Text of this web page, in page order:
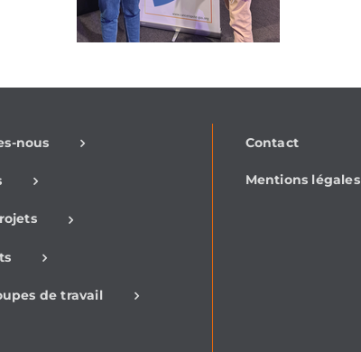
nous
de travail
Contact
Mentions légales